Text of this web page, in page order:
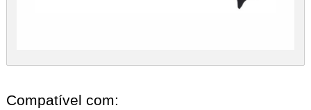
Compatível com: